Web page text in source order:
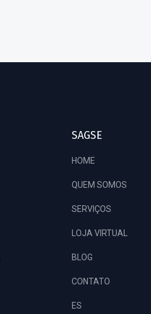
SAGSE
HOME
QUEM SOMOS
SERVIÇOS
LOJA VIRTUAL
BLOG
CONTATO
ES